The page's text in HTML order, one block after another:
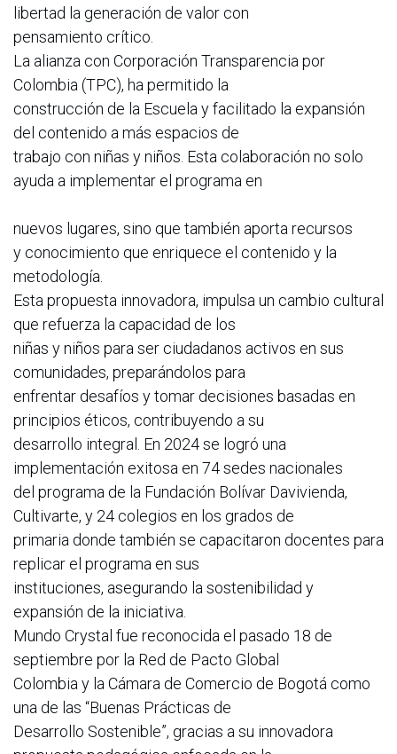
libertad la generación de valor con
pensamiento crítico.
La alianza con Corporación Transparencia por
Colombia (TPC), ha permitido la
construcción de la Escuela y facilitado la expansión
del contenido a más espacios de
trabajo con niñas y niños. Esta colaboración no solo
ayuda a implementar el programa en
nuevos lugares, sino que también aporta recursos
y conocimiento que enriquece el contenido y la
metodología.
Esta propuesta innovadora, impulsa un cambio cultural
que refuerza la capacidad de los
niñas y niños para ser ciudadanos activos en sus
comunidades, preparándolos para
enfrentar desafíos y tomar decisiones basadas en
principios éticos, contribuyendo a su
desarrollo integral. En 2024 se logró una
implementación exitosa en 74 sedes nacionales
del programa de la Fundación Bolívar Davivienda,
Cultivarte, y 24 colegios en los grados de
primaria donde también se capacitaron docentes para
replicar el programa en sus
instituciones, asegurando la sostenibilidad y
expansión de la iniciativa.
Mundo Crystal fue reconocida el pasado 18 de
septiembre por la Red de Pacto Global
Colombia y la Cámara de Comercio de Bogotá como
una de las “Buenas Prácticas de
Desarrollo Sostenible”, gracias a su innovadora